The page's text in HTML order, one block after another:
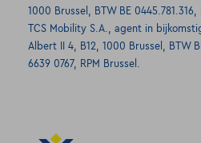
1000 Brussel, BTW BE
TCS Mobility S.A., agent in
Albert II 4, B12, 1000 Brussel, BTW
6639 0767, RPM Brussel.